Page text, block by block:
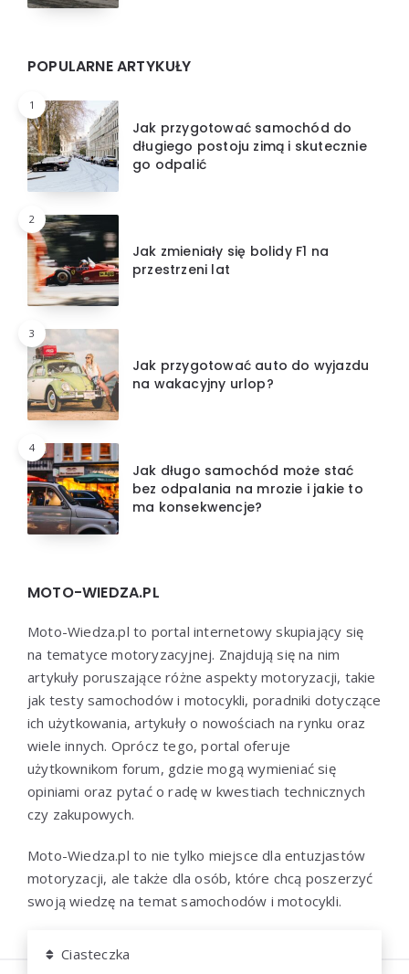
POPULARNE ARTYKUŁY
1
Jak przygotować samochód do
długiego postoju zimą i skutecznie
go odpalić
2
Jak zmieniały się bolidy F1 na
przestrzeni lat
3
Jak przygotować auto do wyjazdu
na wakacyjny urlop?
4
Jak długo samochód może stać
bez odpalania na mrozie i jakie to
ma konsekwencje?
MOTO-WIEDZA.PL
Moto-Wiedza.pl to portal internetowy skupiający się
na tematyce motoryzacyjnej. Znajdują się na nim
artykuły poruszające różne aspekty motoryzacji, takie
jak testy samochodów i motocykli, poradniki dotyczące
ich użytkowania, artykuły o nowościach na rynku oraz
wiele innych. Oprócz tego, portal oferuje
użytkownikom forum, gdzie mogą wymieniać się
opiniami oraz pytać o radę w kwestiach technicznych
czy zakupowych.
Moto-Wiedza.pl to nie tylko miejsce dla entuzjastów
motoryzacji, ale także dla osób, które chcą poszerzyć
swoją wiedzę na temat samochodów i motocykli.
Ciasteczka